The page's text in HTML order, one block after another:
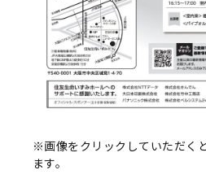
※画像をクリックしていただく
ます。